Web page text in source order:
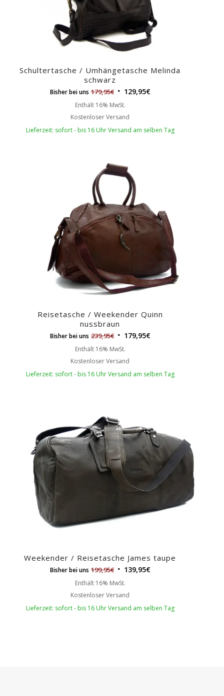
Schultertasche / Umhängetasche Melinda
schwarz
Bisher bei uns 179,95€ 129,95€
Enthält 16% MwSt.
Kostenloser Versand
Lieferzeit: sofort - bis 16 Uhr Versand am selben Tag
Reisetasche / Weekender Quinn
nussbraun
Bisher bei uns 239,95€ 179,95€
Enthält 16% MwSt.
Kostenloser Versand
Lieferzeit: sofort - bis 16 Uhr Versand am selben Tag
Weekender / Reisetasche James taupe
Bisher bei uns 199,95€ 139,95€
Enthält 16% MwSt.
Kostenloser Versand
Lieferzeit: sofort - bis 16 Uhr Versand am selben Tag